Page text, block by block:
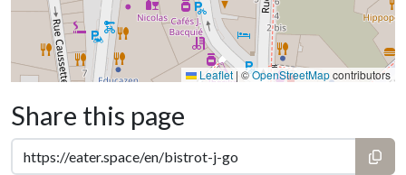
Leaflet | ©OpenStreetMapcontributors
Share this page